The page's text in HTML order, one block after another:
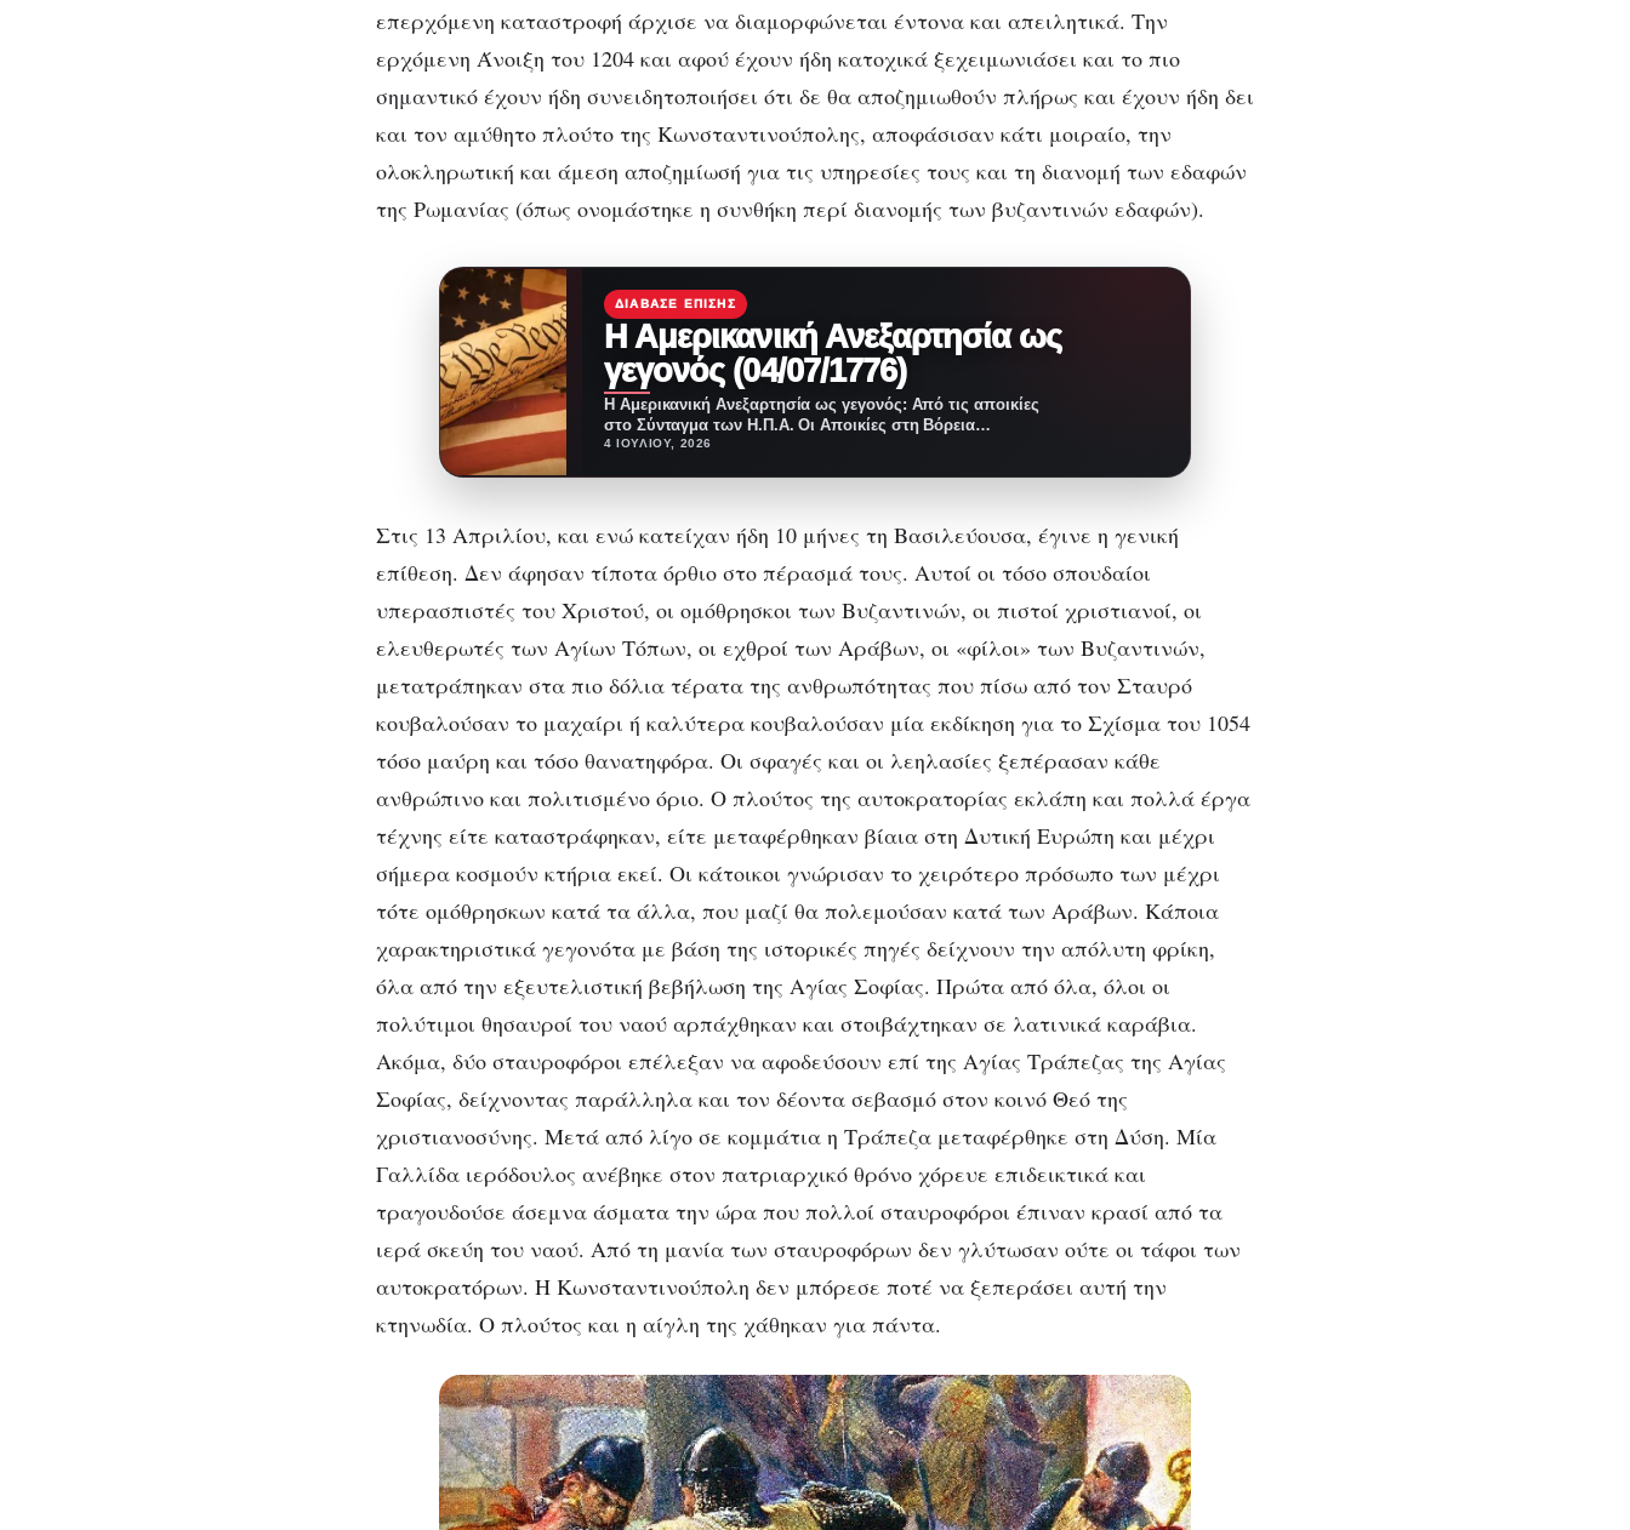
επερχόμενη καταστροφή άρχισε να διαμορφώνεται έντονα και απειλητικά. Την
ερχόμενη Άνοιξη του 1204 και αφού έχουν ήδη κατοχικά ξεχειμωνιάσει και το πιο
σημαντικό έχουν ήδη συνειδητοποιήσει ότι δε θα αποζημιωθούν πλήρως και έχουν ήδη δει
και τον αμύθητο πλούτο της Κωνσταντινούπολης, αποφάσισαν κάτι μοιραίο, την
ολοκληρωτική και άμεση αποζημίωσή για τις υπηρεσίες τους και τη διανομή των εδαφών
της Ρωμανίας (όπως ονομάστηκε η συνθήκη περί διανομής των βυζαντινών εδαφών).
ΔΙΆΒΑΣΕ ΕΠΊΣΗΣ
Η Αμερικανική Ανεξαρτησία ως
γεγονός (04/07/1776)
Η Αμερικανική Ανεξαρτησία ως γεγονός: Από τις αποικίες
στο Σύνταγμα των Η.Π.Α. Οι Αποικίες στη Βόρεια…
4 ΙΟΥΛΊΟΥ, 2026
Στις 13 Απριλίου, και ενώ κατείχαν ήδη 10 μήνες τη Βασιλεύουσα, έγινε η γενική
επίθεση. Δεν άφησαν τίποτα όρθιο στο πέρασμά τους. Αυτοί οι τόσο σπουδαίοι
υπερασπιστές του Χριστού, οι ομόθρησκοι των Βυζαντινών, οι πιστοί χριστιανοί, οι
ελευθερωτές των Αγίων Τόπων, οι εχθροί των Αράβων, οι «φίλοι» των Βυζαντινών,
μετατράπηκαν στα πιο δόλια τέρατα της ανθρωπότητας που πίσω από τον Σταυρό
κουβαλούσαν το μαχαίρι ή καλύτερα κουβαλούσαν μία εκδίκηση για το Σχίσμα του 1054
τόσο μαύρη και τόσο θανατηφόρα. Οι σφαγές και οι λεηλασίες ξεπέρασαν κάθε
ανθρώπινο και πολιτισμένο όριο. Ο πλούτος της αυτοκρατορίας εκλάπη και πολλά έργα
τέχνης είτε καταστράφηκαν, είτε μεταφέρθηκαν βίαια στη Δυτική Ευρώπη και μέχρι
σήμερα κοσμούν κτήρια εκεί. Οι κάτοικοι γνώρισαν το χειρότερο πρόσωπο των μέχρι
τότε ομόθρησκων κατά τα άλλα, που μαζί θα πολεμούσαν κατά των Αράβων. Κάποια
χαρακτηριστικά γεγονότα με βάση της ιστορικές πηγές δείχνουν την απόλυτη φρίκη,
όλα από την εξευτελιστική βεβήλωση της Αγίας Σοφίας. Πρώτα από όλα, όλοι οι
πολύτιμοι θησαυροί του ναού αρπάχθηκαν και στοιβάχτηκαν σε λατινικά καράβια.
Ακόμα, δύο σταυροφόροι επέλεξαν να αφοδεύσουν επί της Αγίας Τράπεζας της Αγίας
Σοφίας, δείχνοντας παράλληλα και τον δέοντα σεβασμό στον κοινό Θεό της
χριστιανοσύνης. Μετά από λίγο σε κομμάτια η Τράπεζα μεταφέρθηκε στη Δύση. Μία
Γαλλίδα ιερόδουλος ανέβηκε στον πατριαρχικό θρόνο χόρευε επιδεικτικά και
τραγουδούσε άσεμνα άσματα την ώρα που πολλοί σταυροφόροι έπιναν κρασί από τα
ιερά σκεύη του ναού. Από τη μανία των σταυροφόρων δεν γλύτωσαν ούτε οι τάφοι των
αυτοκρατόρων. Η Κωνσταντινούπολη δεν μπόρεσε ποτέ να ξεπεράσει αυτή την
κτηνωδία. Ο πλούτος και η αίγλη της χάθηκαν για πάντα.